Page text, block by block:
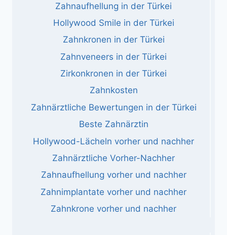
Zahnaufhellung in der Türkei
Hollywood Smile in der Türkei
Zahnkronen in der Türkei
Zahnveneers in der Türkei
Zirkonkronen in der Türkei
Zahnkosten
Zahnärztliche Bewertungen in der Türkei
Beste Zahnärztin
Hollywood-Lächeln vorher und nachher
Zahnärztliche Vorher-Nachher
Zahnaufhellung vorher und nachher
Zahnimplantate vorher und nachher
Zahnkrone vorher und nachher